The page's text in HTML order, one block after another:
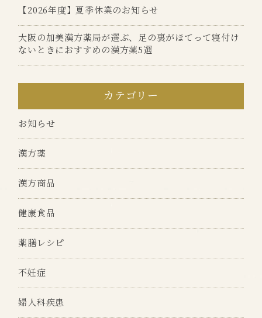
【2026年度】夏季休業のお知らせ
大阪の加美漢方薬局が選ぶ、足の裏がほてって寝付け
ないときにおすすめの漢方薬5選
カテゴリー
お知らせ
漢方薬
漢方商品
健康食品
薬膳レシピ
不妊症
婦人科疾患